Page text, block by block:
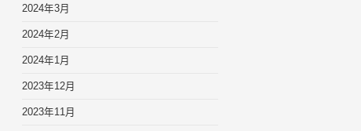
2024年3月
2024年2月
2024年1月
2023年12月
2023年11月